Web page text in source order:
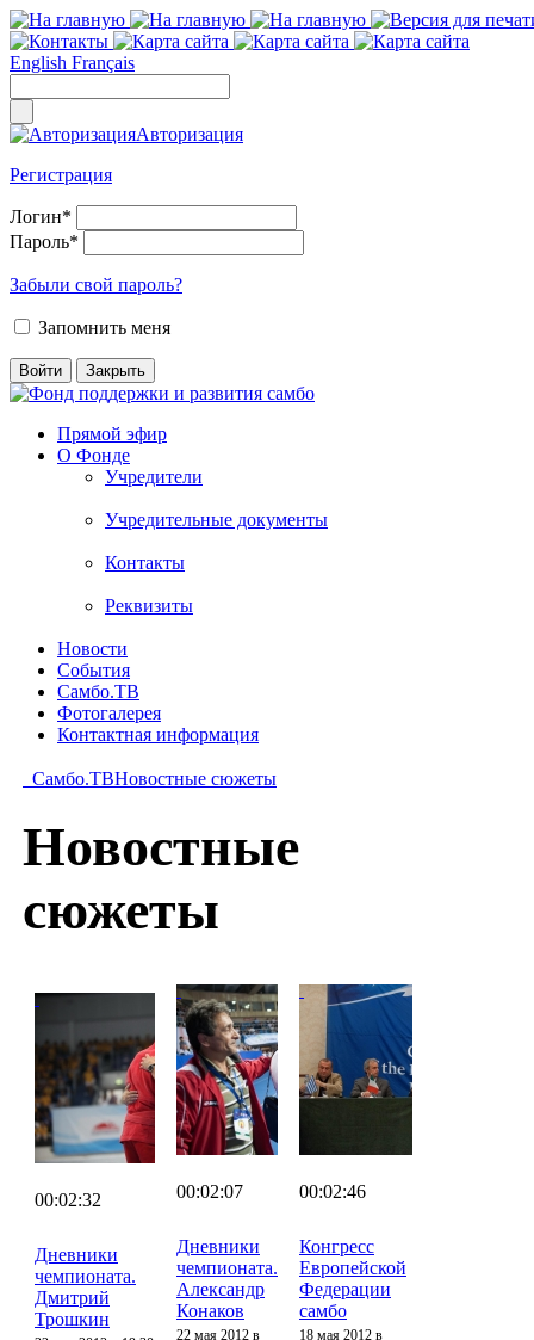
English Français
Авторизация
Регистрация
Логин*
Пароль*
Забыли свой пароль?
Запомнить меня
Прямой эфир
О Фонде
Учредители
Учредительные документы
Контакты
Реквизиты
Новости
События
Самбо.ТВ
Фотогалерея
Контактная информация
Самбо.ТВНовостные сюжеты
Новостные
сюжеты
00:02:32
Дневники
чемпионата.
Дмитрий
Трошкин
00:02:07
Дневники
чемпионата.
Александр
Конаков
22 мая 2012 в
00:02:46
Конгресс
Европейской
Федерации
самбо
18 мая 2012 в